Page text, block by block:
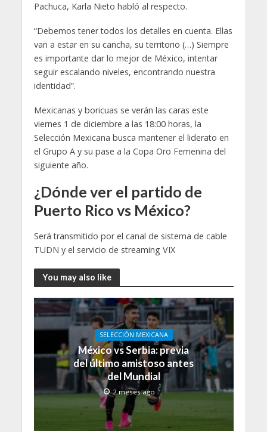
Pachuca, Karla Nieto habló al respecto.
“Debemos tener todos los detalles en cuenta. Ellas
van a estar en su cancha, su territorio (…) Siempre
es importante dar lo mejor de México, intentar
seguir escalando niveles, encontrando nuestra
identidad”.
Mexicanas y boricuas se verán las caras este
viernes 1 de diciembre a las 18:00 horas, la
Selección Mexicana busca mantener el liderato en
el Grupo A y su pase a la Copa Oro Femenina del
siguiente año.
¿Dónde ver el partido de
Puerto Rico vs México?
Será transmitido por el canal de sistema de cable
TUDN y el servicio de streaming VIX
You may also like
SELECCIÓN MEXICANA
México vs Serbia: previa
del último amistoso antes
del Mundial
2 meses ago